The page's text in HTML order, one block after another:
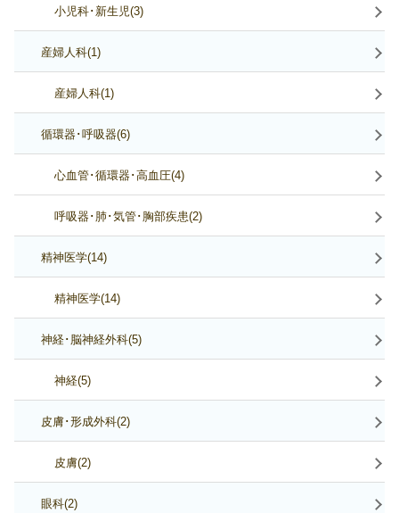
小児科･新生児(3)
産婦人科(1)
産婦人科(1)
循環器･呼吸器(6)
心血管･循環器･高血圧(4)
呼吸器･肺･気管･胸部疾患(2)
精神医学(14)
精神医学(14)
神経･脳神経外科(5)
神経(5)
皮膚･形成外科(2)
皮膚(2)
眼科(2)